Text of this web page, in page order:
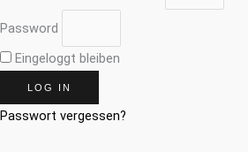
Password
Eingeloggt bleiben
LOG IN
Passwort vergessen?